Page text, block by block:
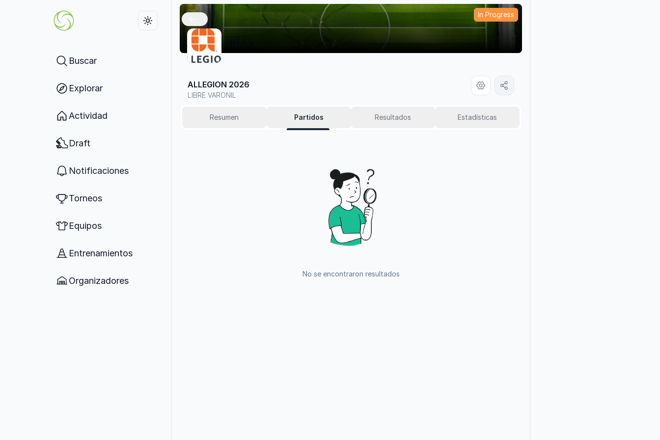
Buscar
Explorar
Actividad
Draft
Notificaciones
Torneos
Equipos
Entrenamientos
Organizadores
In Progress
ALLEGION 2026
LIBRE VARONIL
Resumen Partidos Resultados Estadísticas
No se encontraron resultados